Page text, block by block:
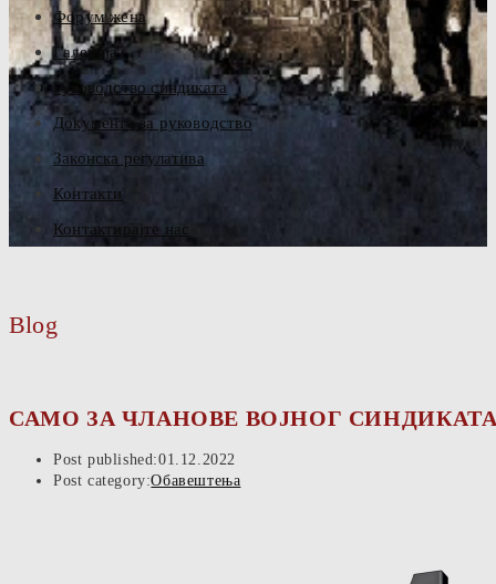
Форум жена
Галерија
Руководство синдиката
Документа за руководство
Законска регулатива
Контакти
Контактирајте нас
Blog
САМО ЗА ЧЛАНОВЕ ВОЈНОГ
Post published:01.12.2022
Post category:Обавештења